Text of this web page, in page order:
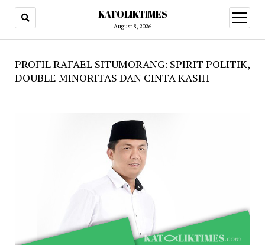
KATOLIKTIMES
August 8, 2026
open
menu
PROFIL RAFAEL SITUMORANG: SPIRIT POLITIK,
DOUBLE MINORITAS DAN CINTA KASIH